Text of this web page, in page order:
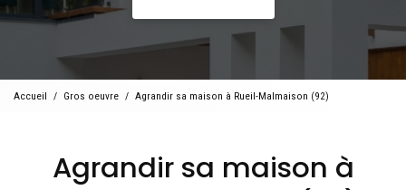
Accueil Gros oeuvre Agrandir sa maison à Rueil-Malmaison (92)
Agrandir sa maison à